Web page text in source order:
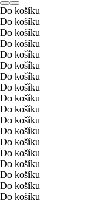
Do košíku
Do košíku
Do košíku
Do košíku
Do košíku
Do košíku
Do košíku
Do košíku
Do košíku
Do košíku
Do košíku
Do košíku
Do košíku
Do košíku
Do košíku
Do košíku
Do košíku
Do košíku